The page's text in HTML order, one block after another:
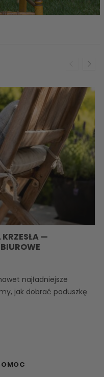
—
najładniejsze
jak dobrać poduszkę